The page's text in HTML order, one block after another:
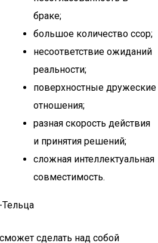
браке;
большое количество ссор;
несоответствие ожиданий
реальности;
поверхностные дружеские
отношения;
разная скорость действия
и принятия решений;
сложная интеллектуальная
совместимость.
сделать над собой